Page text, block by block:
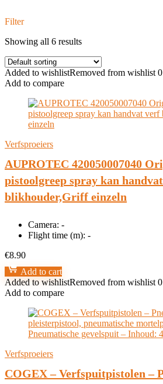
Filter
Showing all 6 results
Added to wishlistRemoved from wishlist 0
Add to compare
Verfsproeiers
AUPROTEC 420050007040
pistoolgreep spray kan
blikhouder,Griff einzeln
Camera: -
Flight time (m): -
€8.90
Add to cart
Added to wishlistRemoved from wishlist 0
Add to compare
Verfsproeiers
COGEX – Verfspuitpistolen –